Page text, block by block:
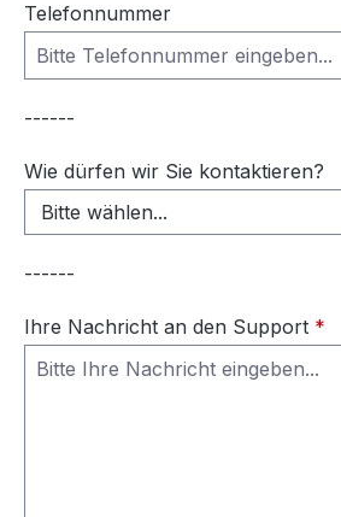
Telefonnummer
------
Wie dürfen wir Sie kontaktieren?
------
Ihre Nachricht an den Support *